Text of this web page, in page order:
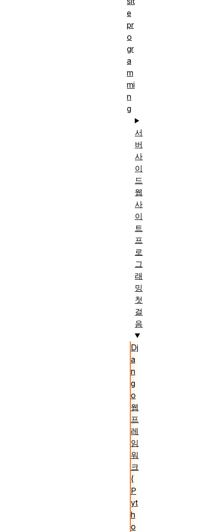
e
pr
o
gr
a
m
mi
n
g
서
버
사
이
드
웹
사
이
트
프
로
그
래
밍
첫
걸
음
Dj
a
n
g
o
웹
프
레
임
워
크
(
P
yt
h
o